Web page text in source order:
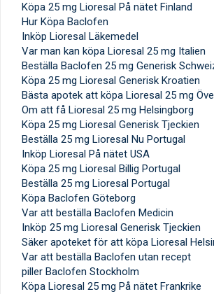
Köpa 25 mg Lioresal På nätet Finland
Hur Köpa Baclofen
Inköp Lioresal Läkemedel
Var man kan köpa Lioresal 25 mg Italien
Beställa Baclofen 25 mg Generisk
Köpa 25 mg Lioresal Generisk Kroatien
Bästa apotek att köpa Lioresal 25 mg
Om att få Lioresal 25 mg Helsingborg
Köpa 25 mg Lioresal Generisk Tjeckien
Beställa 25 mg Lioresal Nu Portugal
Inköp Lioresal På nätet USA
Köpa 25 mg Lioresal Billig Portugal
Beställa 25 mg Lioresal Portugal
Köpa Baclofen Göteborg
Var att beställa Baclofen Medicin
Inköp 25 mg Lioresal Generisk Tjeckien
Säker apoteket för att köpa Lioresal
Var att beställa Baclofen utan recept
piller Baclofen Stockholm
Köpa Lioresal 25 mg På nätet Frankrike